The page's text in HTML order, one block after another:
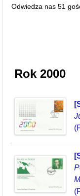
Odwiedza nas 51
Rok 2000